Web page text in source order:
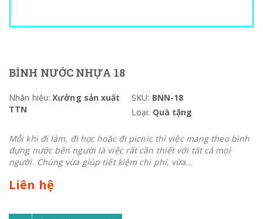
BÌNH NƯỚC NHỰA 18
Nhãn hiệu: Xưởng sản xuất
TTN
SKU: BNN-18
Loại: Quà tặng
Mỗi khi đi làm, đi học hoặc đi picnic thì việc mang theo bình
đựng nước bên người là việc rất cần thiết với tất cả mọi
người. Chúng vừa giúp tiết kiệm chi phí, vừa...
Liên hệ